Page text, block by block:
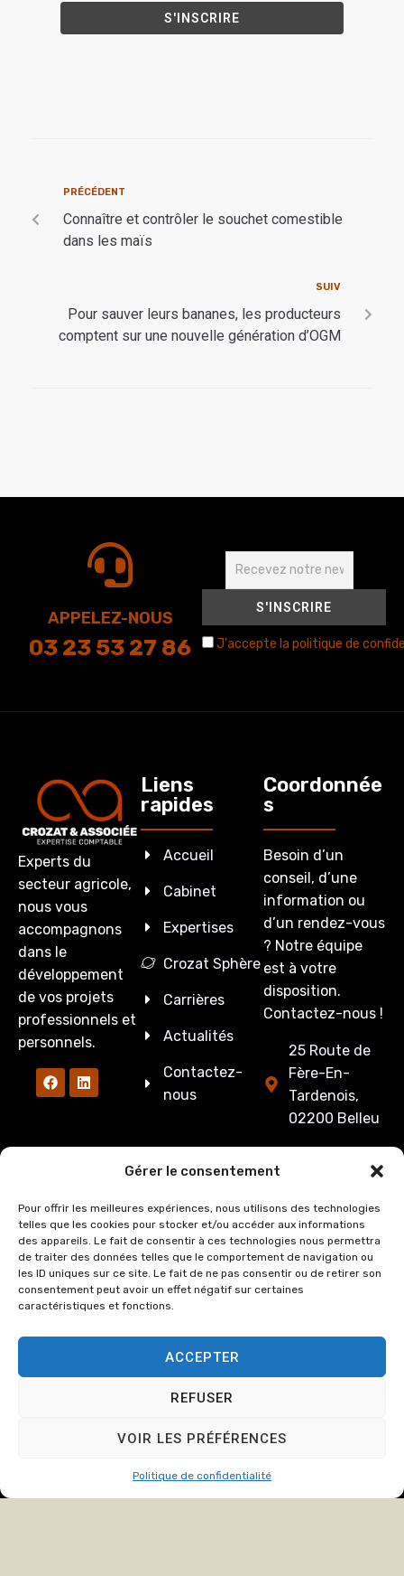
Gérer le consentement
Pour offrir les meilleures expériences, nous utilisons des technologies
telles que les cookies pour stocker et/ou accéder aux informations
des appareils. Le fait de consentir à ces technologies nous permettra
de traiter des données telles que le comportement de navigation ou
les ID uniques sur ce site. Le fait de ne pas consentir ou de retirer son
consentement peut avoir un effet négatif sur certaines
caractéristiques et fonctions.
ACCEPTER
REFUSER
VOIR LES PRÉFÉRENCES
Politique de confidentialité
PRÉCÉDENT
Connaître et contrôler le souchet comestible
dans les maïs
SUIV
Pour sauver leurs bananes, les producteurs
comptent sur une nouvelle génération d’OGM
APPELEZ-NOUS
03 23 53 27 86 J'accepte la politique de
Experts du
secteur agricole,
nous vous
accompagnons
dans le
développement
de vos projets
professionnels et
personnels.
Liens
rapides
Accueil
Cabinet
Expertises
Crozat Sphère
Carrières
Actualités
Contactez-
nous
Coordonnée
s
Besoin d’un
conseil, d’une
information ou
d’un rendez-vous
? Notre équipe
est à votre
disposition.
Contactez-nous !
25 Route de
Fère-En-
Tardenois,
02200 Belleu
Du lundi au
jeudi : de
8h00 à 12h15
17h00.